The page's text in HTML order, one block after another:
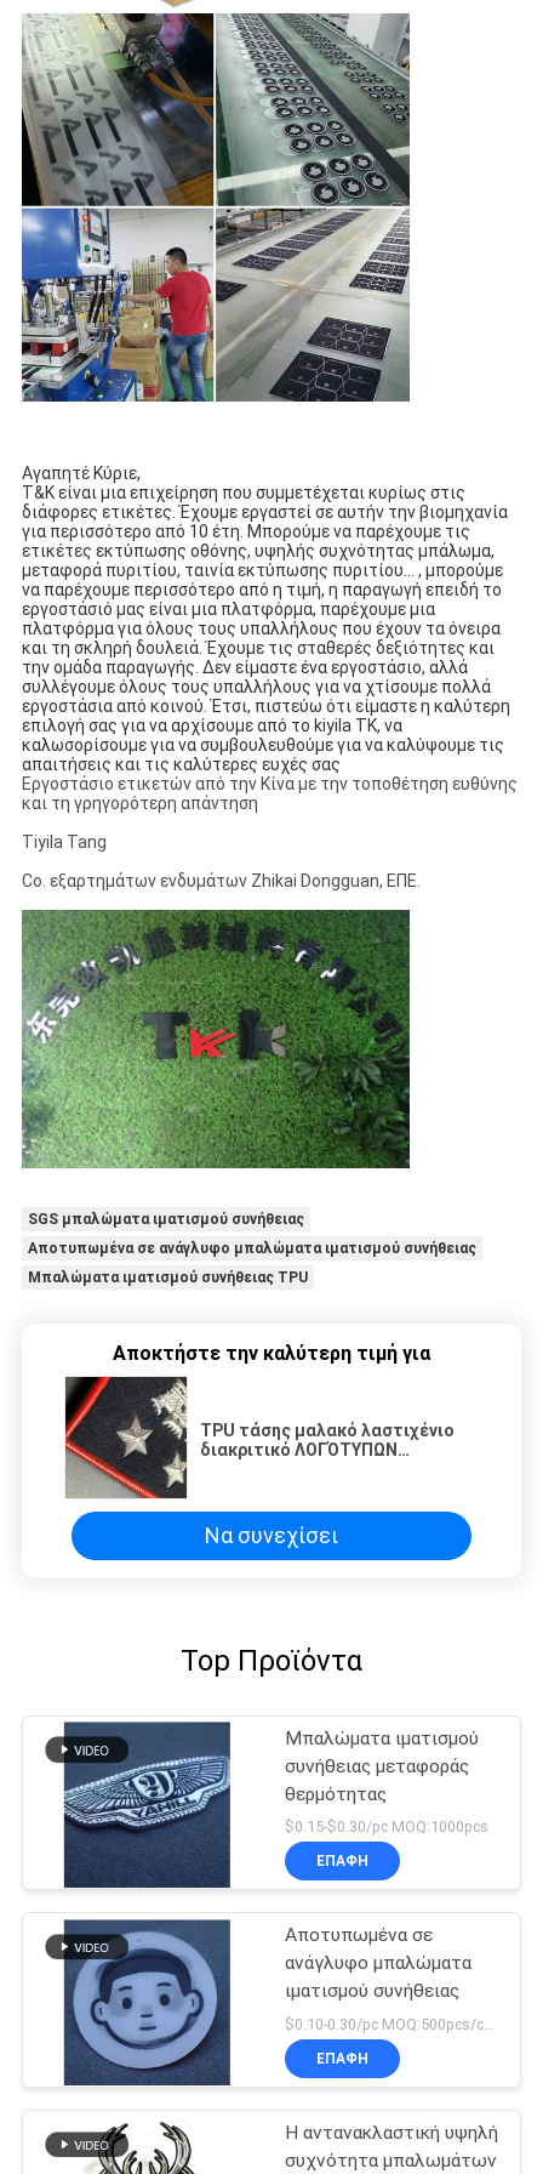
Αγαπητέ Κύριε,
T&K είναι μια επιχείρηση που συμμετέχεται κυρίως στις
διάφορες ετικέτες. Έχουμε εργαστεί σε αυτήν την βιομηχανία
για περισσότερο από 10 έτη. Μπορούμε να παρέχουμε τις
ετικέτες εκτύπωσης οθόνης, υψηλής συχνότητας μπάλωμα,
μεταφορά πυριτίου, ταινία εκτύπωσης πυριτίου…
, μπορούμε
να παρέχουμε περισσότερο από η τιμή, η παραγωγή επειδή το
εργοστάσιό μας είναι μια πλατφόρμα, παρέχουμε μια
πλατφόρμα για όλους τους υπαλλήλους που έχουν τα όνειρα
και τη σκληρή δουλειά. Έχουμε τις σταθερές δεξιότητες και
την ομάδα παραγωγής. Δεν είμαστε ένα εργοστάσιο, αλλά
συλλέγουμε όλους τους υπαλλήλους για να χτίσουμε πολλά
εργοστάσια από κοινού. Έτσι, πιστεύω ότι είμαστε η καλύτερη
επιλογή σας για να αρχίσουμε από το kiyila TK, να
καλωσορίσουμε για να συμβουλευθούμε για να καλύψουμε τις
απαιτήσεις και τις καλύτερες ευχές σας
Εργοστάσιο ετικετών από την Κίνα με την τοποθέτηση ευθύνης
και τη γρηγορότερη απάντηση
Tiyila Tang
Co. εξαρτημάτων ενδυμάτων Zhikai Dongguan, ΕΠΕ.
SGS μπαλώματα ιματισμού συνήθειας
Αποτυπωμένα σε ανάγλυφο μπαλώματα ιματισμού συνήθειας
Μπαλώματα ιματισμού συνήθειας TPU
Αποκτήστε την καλύτερη τιμή για
TPU τάσης μαλακό λαστιχένιο
διακριτικό ΛΟΓΌΤΥΠΩΝ
Velcro στην πλάτη
Να συνεχίσει
Top Προϊόντα
Μπαλώματα ιματισμού
συνήθειας μεταφοράς
θερμότητας
$0.15-$0.30/pc MOQ:1000pcs
ΕΠΑΦΉ
Αποτυπωμένα σε
ανάγλυφο μπαλώματα
ιματισμού συνήθειας
$0.10-0.30/pc MOQ:500pcs/color
ΕΠΑΦΉ
Η αντανακλαστική υψηλή
συχνότητα μπαλωμάτων